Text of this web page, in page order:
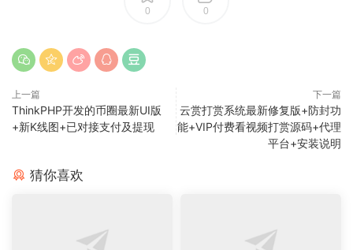
0 0
上一篇
ThinkPHP开发的币圈最新UI版
+新K线图+已对接支付及提现
下一篇
云赏打赏系统最新修复版+防封功
能+VIP付费看视频打赏源码+代理
平台+安装说明
猜你喜欢